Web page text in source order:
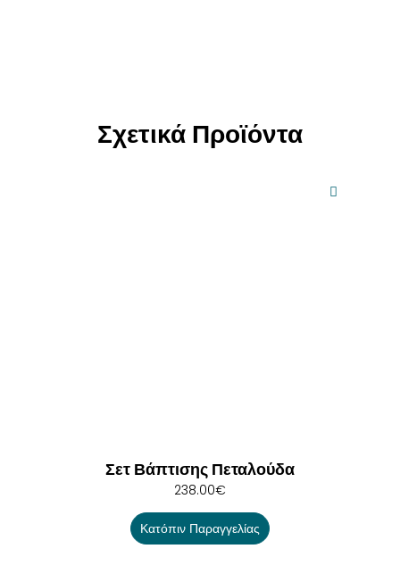
Σχετικά Προϊόντα
Σετ Βάπτισης Πεταλούδα
238.00€
Κατόπιν Παραγγελίας